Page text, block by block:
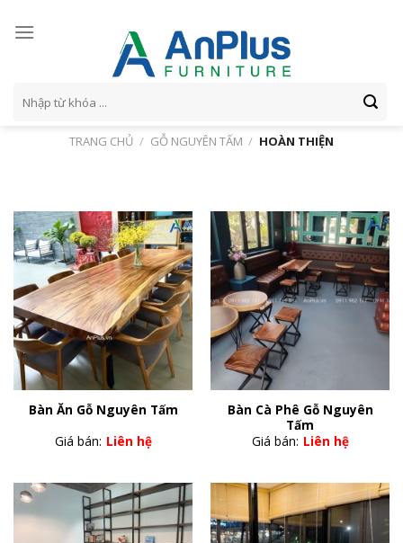
kiếm:
TRANG CHỦ / GỖ NGUYÊN TẤM / HOÀN THIỆN
Bàn Ăn Gỗ Nguyên Tấm
Giá bán: Liên hệ
Bàn Cà Phê Gỗ Nguyên
Tấm
Giá bán: Liên hệ